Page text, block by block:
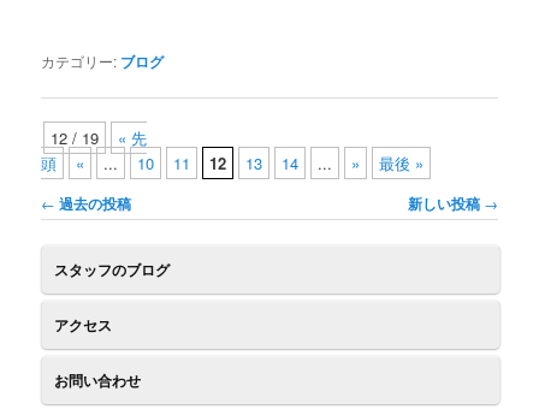
カテゴリー: ブログ
12 / 19
« 先
頭
« ... 10 11 12 13 14 ... »
最後 »
投
稿
ナ
ビ
ゲ
ー
シ
ョ
ン
← 過去の投稿 新しい投稿 →
スタッフのブログ
アクセス
お問い合わせ